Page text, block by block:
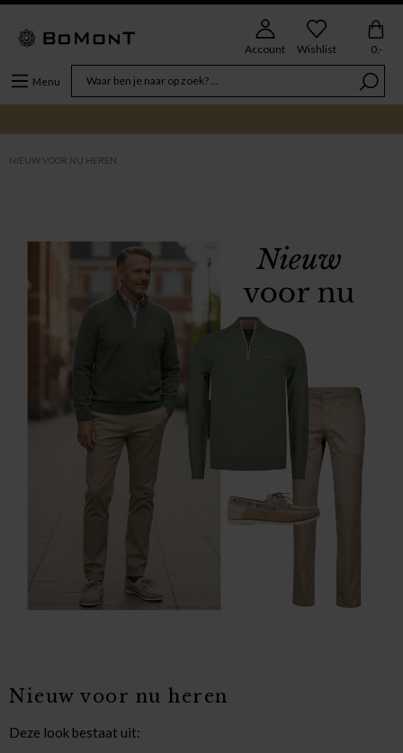
Menu
Account Wishlist 0,-
NIEUW VOOR NU HEREN
Nieuw voor nu heren
Deze look bestaat uit: